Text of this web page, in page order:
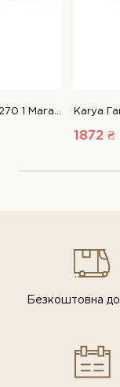
1872 ₴
Безкоштовна